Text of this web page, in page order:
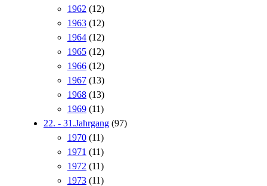
1962 (12)
1963 (12)
1964 (12)
1965 (12)
1966 (12)
1967 (13)
1968 (13)
1969 (11)
22. - 31.Jahrgang (97)
1970 (11)
1971 (11)
1972 (11)
1973 (11)